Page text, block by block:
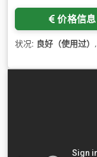
价格信息
状况: 良好（使用过） ,